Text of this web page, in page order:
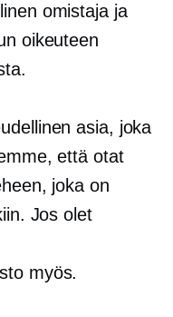
omistaja ja
oikeuteen
asia, joka
että otat
joka on
Jos olet
myös.